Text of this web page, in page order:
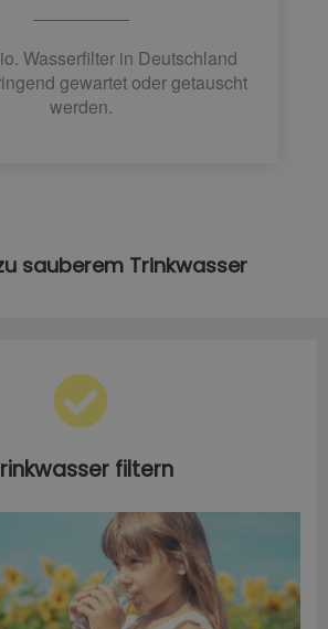
Wasserfilter in Deutschland
gewartet oder getauscht
werden.
sauberem Trinkwasser
filtern